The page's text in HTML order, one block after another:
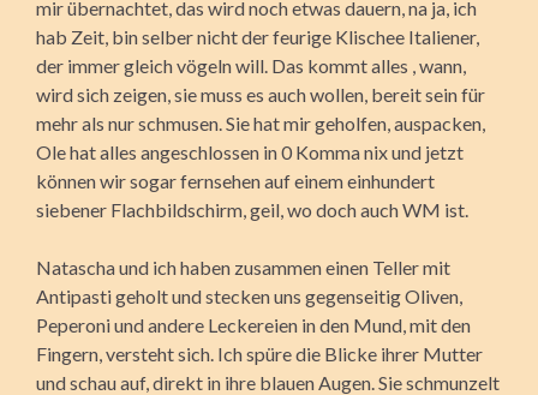
mir übernachtet, das wird noch etwas dauern, na ja, ich
hab Zeit, bin selber nicht der feurige Klischee Italiener,
der immer gleich vögeln will. Das kommt alles , wann,
wird sich zeigen, sie muss es auch wollen, bereit sein für
mehr als nur schmusen. Sie hat mir geholfen, auspacken,
Ole hat alles angeschlossen in 0 Komma nix und jetzt
können wir sogar fernsehen auf einem einhundert
siebener Flachbildschirm, geil, wo doch auch WM ist.
Natascha und ich haben zusammen einen Teller mit
Antipasti geholt und stecken uns gegenseitig Oliven,
Peperoni und andere Leckereien in den Mund, mit den
Fingern, versteht sich. Ich spüre die Blicke ihrer Mutter
und schau auf, direkt in ihre blauen Augen. Sie schmunzelt